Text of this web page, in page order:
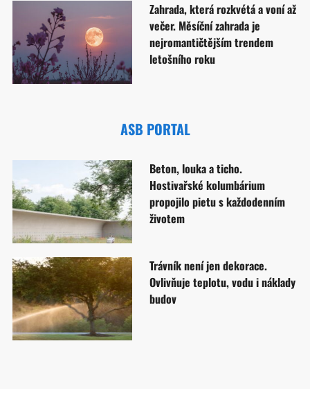
Zahrada, která rozkvétá a voní až
večer. Měsíční zahrada je
nejromantičtějším trendem
letošního roku
ASB PORTAL
Beton, louka a ticho.
Hostivařské kolumbárium
propojilo pietu s každodenním
životem
Trávník není jen dekorace.
Ovlivňuje teplotu, vodu i náklady
budov